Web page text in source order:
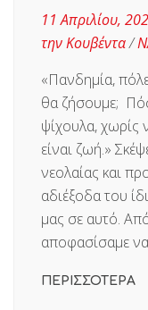
11 Απριλίου,
την Κουβέντα/
«Πανδημία,
θα ζήσουμε;
ψίχουλα, χωρίς
είναι ζωή.»
νεολαίας και
αδιέξοδα του
μας σε αυτό.
αποφασίσαμε
ΠΕΡΙΣΣΟΤΕΡΑ